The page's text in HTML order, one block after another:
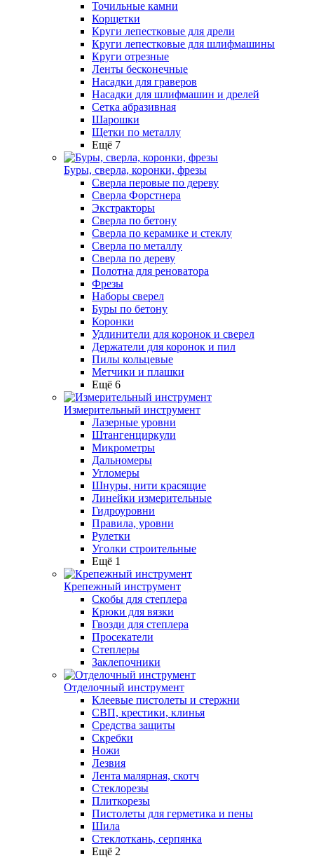
Точильные камни
Корщетки
Круги лепестковые для дрели
Круги лепестковые для шлифмашины
Круги отрезные
Ленты бесконечные
Насадки для граверов
Насадки для шлифмашин и дрелей
Сетка абразивная
Шарошки
Щетки по металлу
Ещё 7
Буры, сверла, коронки, фрезы
Сверла перовые по дереву
Сверла Форстнера
Экстракторы
Сверла по бетону
Сверла по керамике и стеклу
Сверла по металлу
Сверла по дереву
Полотна для реноватора
Фрезы
Наборы сверел
Буры по бетону
Коронки
Удлинители для коронок и сверел
Держатели для коронок и пил
Пилы кольцевые
Метчики и плашки
Ещё 6
Измерительный инструмент
Лазерные уровни
Штангенциркули
Микрометры
Дальномеры
Угломеры
Шнуры, нити красящие
Линейки измерительные
Гидроуровни
Правила, уровни
Рулетки
Уголки строительные
Ещё 1
Крепежный инструмент
Скобы для степлера
Крюки для вязки
Гвозди для степлера
Просекатели
Степлеры
Заклепочники
Отделочный инструмент
Клеевые пистолеты и стержни
СВП, крестики, клинья
Средства защиты
Скребки
Ножи
Лезвия
Лента малярная, скотч
Стеклорезы
Плиткорезы
Пистолеты для герметика и пены
Шила
Стеклоткань, серпянка
Ещё 2